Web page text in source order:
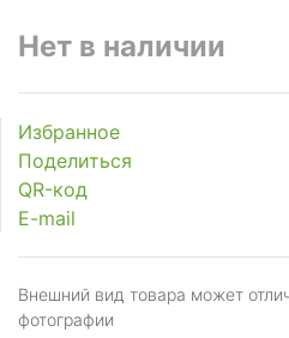
Нет в наличии
Избранное
Поделиться
QR-код
E-mail
Внешний вид товара может
фотографии